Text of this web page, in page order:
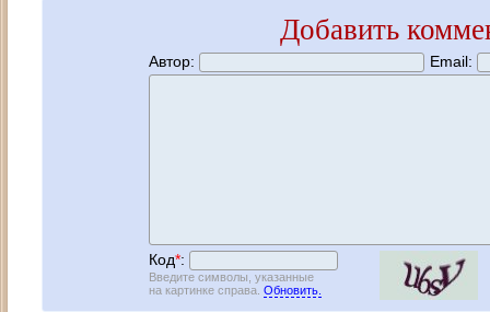
Добавить
Автор: Email:
Код*:
Введите символы, указанные
на картинке справа. Обновить.